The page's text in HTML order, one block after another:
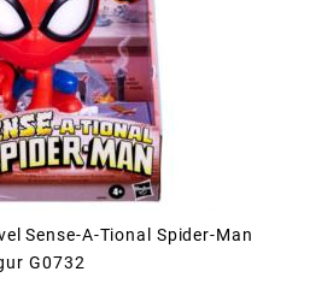
Sense-A-Tional Spider-Man
G0732